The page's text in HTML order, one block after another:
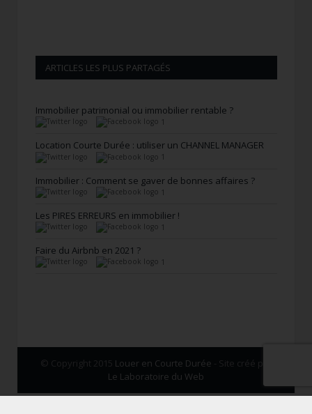
ARTICLES LES PLUS PARTAGÉS
Immobilier patrimonial ou immobilier rentable ?
1
Location Courte Durée : utiliser un CHANNEL MANAGER
1
Immobilier : Comment se gaver de bonnes affaires ?
1
Les PIRES ERREURS en immobilier !
1
Faire du Airbnb en 2021 ?
1
© Copyright 2015 Louer en Courte Durée - Site créé par
Le Laboratoire du Web